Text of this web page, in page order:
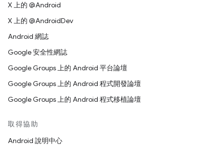
X 上的 @Android
X 上的 @AndroidDev
Android 網誌
Google 安全性網誌
Google Groups 上的 Android 平台論壇
Google Groups 上的 Android 程式開發論壇
Google Groups 上的 Android 程式移植論壇
取得協助
Android 說明中心